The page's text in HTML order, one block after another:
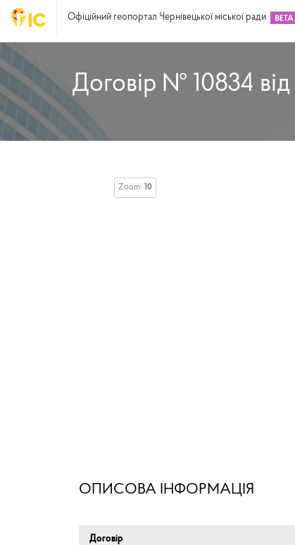
Офіційний геопортал Чернівецької міської ради
Договір № 10834 від
Zoom: 10
ОПИСОВА ІНФОРМАЦІЯ
Договір